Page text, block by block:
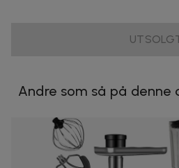
Andre som så på denne